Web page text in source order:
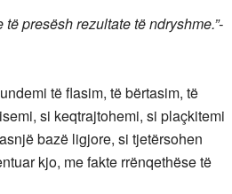
të presësh rezultate të ndryshme.”-
të flasim, të bërtasim, të
si keqtrajtohemi, si plaçkitemi
bazë ligjore, si tjetërsohen
kjo, me fakte rrënqethëse të